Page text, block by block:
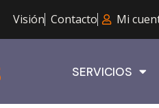
Visión Contacto Mi
SERVICIOS